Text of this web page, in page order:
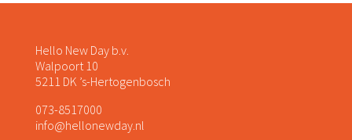
Hello New Day b.v.
Walpoort 10
5211 DK ’s-Hertogenbosch
073-8517000
info@hellonewday.nl